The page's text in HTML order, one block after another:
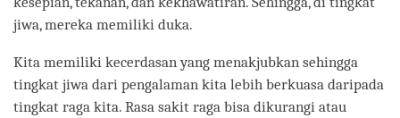
jiwa, mereka memiliki duka.
Kita memiliki kecerdasan yang menakjubkan sehingga
tingkat jiwa dari pengalaman kita lebih berkuasa daripada
tingkat raga kita. Rasa sakit raga bisa dikurangi atau